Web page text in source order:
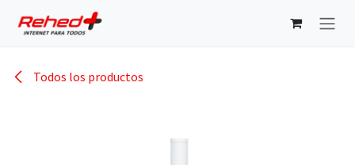
Todos los productos